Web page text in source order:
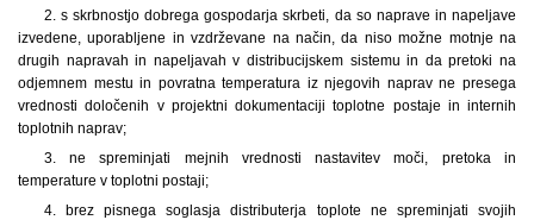
2. s skrbnostjo dobrega gospodarja skrbeti, da so naprave in napeljave
izvedene, uporabljene in vzdrževane na način, da niso možne motnje na
drugih napravah in napeljavah v distribucijskem sistemu in da pretoki na
odjemnem mestu in povratna temperatura iz njegovih naprav ne presega
vrednosti določenih v projektni dokumentaciji toplotne postaje in internih
toplotnih naprav;
3. ne spreminjati mejnih vrednosti nastavitev moči, pretoka in
temperature v toplotni postaji;
4. brez pisnega soglasja distributerja toplote ne spreminjati svojih